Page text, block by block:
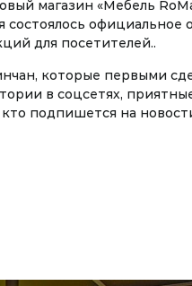
магазин «Мебель
состоялось официальное
для посетителей..
которые первыми
в соцсетях,
подпишется на